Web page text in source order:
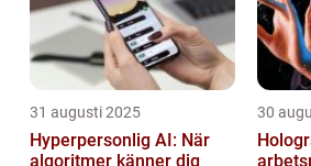
31 augusti 2025
Hyperpersonlig AI: När
algoritmer känner dig
30